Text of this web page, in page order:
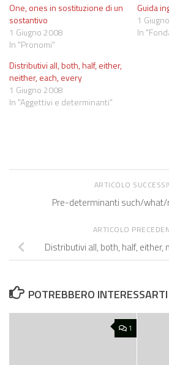
One, ones in sostituzione di un
sostantivo
1 Giugno 2008
In "Pronomi"
Guida
1
In
Distributivi all, both, half, either,
neither, each, every
1 Giugno 2008
In "Aggettivi e determinanti"
ARTICOLO
Pre-determinanti such/
ARTICOLO
Distributivi all, both, half, either,
POTREBBERO
1